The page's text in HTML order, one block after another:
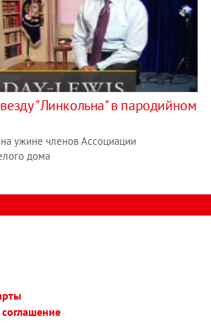
"Линкольна" в пародийном
ужине членов Ассоциации
дома